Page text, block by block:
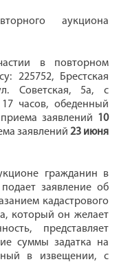
аукциона
в повторном
225752, Брестская
Советская, 5а, с
часов, обеденный
заявлений 10
заявлений 23 июня
гражданин в
заявление об
кадастрового
который он желает
представляет
суммы задатка на
в извещении, с